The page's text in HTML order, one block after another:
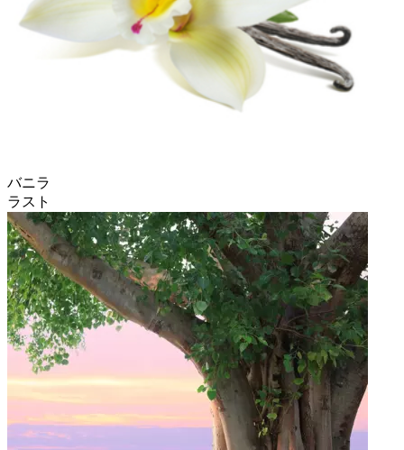
バニラ
ラスト